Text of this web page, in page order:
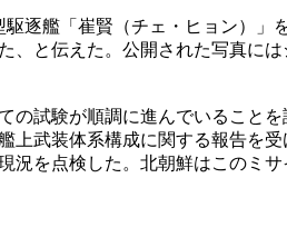
逐艦「崔賢（チェ・ヒョン）
、と伝えた。公開された写真に
の試験が順調に進んでいること
上武装体系構成に関する報告を
を点検した。北朝鮮はこのミ